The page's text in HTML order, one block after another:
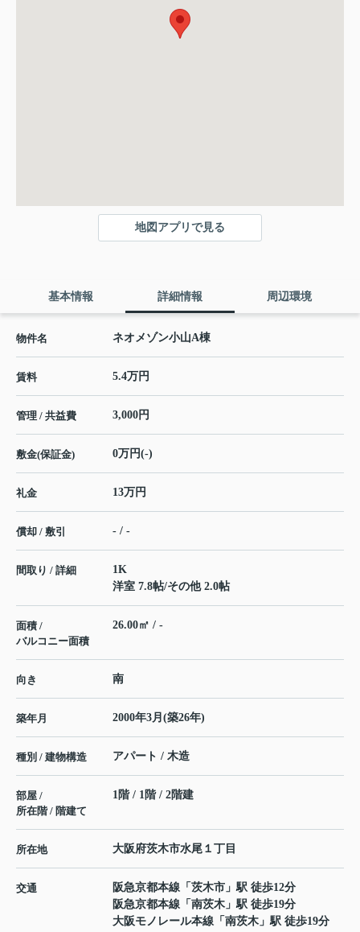
地図アプリで見る
基本情報 詳細情報 周辺環境
物件名 ネオメゾン小山A棟
賃料 5.4万円
管理 / 共益費 3,000円
敷金(保証金) 0万円(-)
礼金 13万円
償却 / 敷引 - / -
間取り / 詳細
1K
洋室 7.8帖/その他 2.0帖
面積 /
バルコニー面積
26.00㎡ / -
向き 南
築年月 2000年3月(築26年)
種別 / 建物構造 アパート / 木造
部屋 /
所在階 / 階建て
1階 / 1階 / 2階建
所在地 大阪府茨木市水尾 １丁目
交通 阪急京都本線 「 茨木市 」駅 徒歩12分
阪急京都本線 「 南茨木 」駅 徒歩19分
大阪モノレール本線 「 南茨木 」駅 徒歩19分